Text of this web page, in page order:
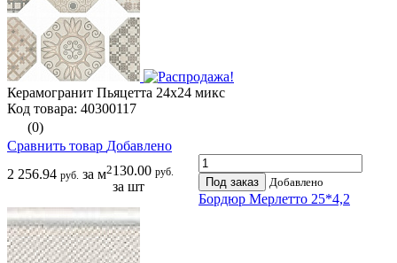
Керамогранит Пьяцетта 24х24 микс
Код товара: 40300117
(0)
Сравнить товар Добавлено
2 256.94 руб. за м2130.00 руб.
за шт Под заказ Добавлено
Бордюр Мерлетто 25*4,2